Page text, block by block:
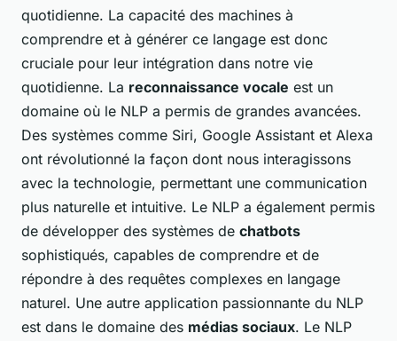
quotidienne. La capacité des machines à
comprendre et à générer ce langage est donc
cruciale pour leur intégration dans notre vie
quotidienne. La reconnaissance vocale est un
domaine où le NLP a permis de grandes avancées.
Des systèmes comme Siri, Google Assistant et Alexa
ont révolutionné la façon dont nous interagissons
avec la technologie, permettant une communication
plus naturelle et intuitive. Le NLP a également permis
de développer des systèmes de chatbots
sophistiqués, capables de comprendre et de
répondre à des requêtes complexes en langage
naturel. Une autre application passionnante du NLP
est dans le domaine des médias sociaux. Le NLP